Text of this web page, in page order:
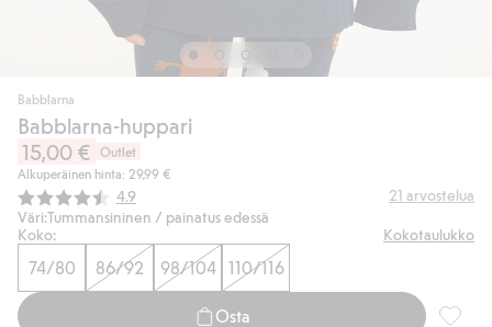
Babblarna
Babblarna-huppari
15,00 €
Outlet
Alkuperäinen hinta: 29,99 €
Keskimääräinen luokitus:
4.9 21 arvostelua
Väri:Tummansininen / painatus edessä
Koko:
Kokotaulukko
74/80 86/92 98/104 110/116
Osta